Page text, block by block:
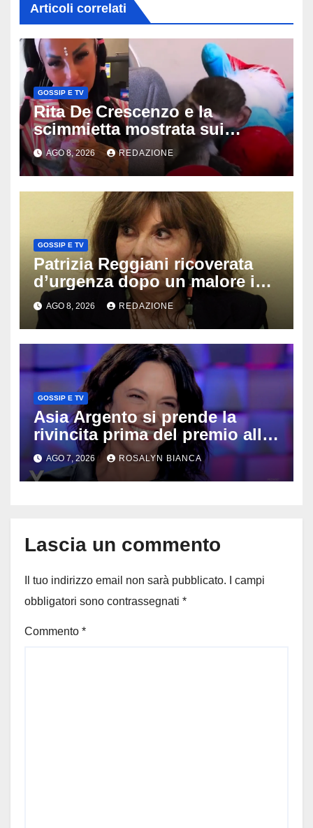
Articoli correlati
GOSSIP E TV
Rita De Crescenzo e la
scimmietta mostrata sui
social: scattano esposti, cosa
rischia l’influencer
AGO 8, 2026 REDAZIONE
GOSSIP E TV
Patrizia Reggiani ricoverata
d’urgenza dopo un malore in
vacanza: come sta oggi l’ex
Lady Gucci
AGO 8, 2026 REDAZIONE
GOSSIP E TV
Asia Argento si prende la
rivincita prima del premio alla
carriera: «Mi chiamano
raccomandata e cagna»
AGO 7, 2026 ROSALYN BIANCA
Lascia un commento
Il tuo indirizzo email non sarà pubblicato.
I campi
obbligatori sono contrassegnati *
Commento *